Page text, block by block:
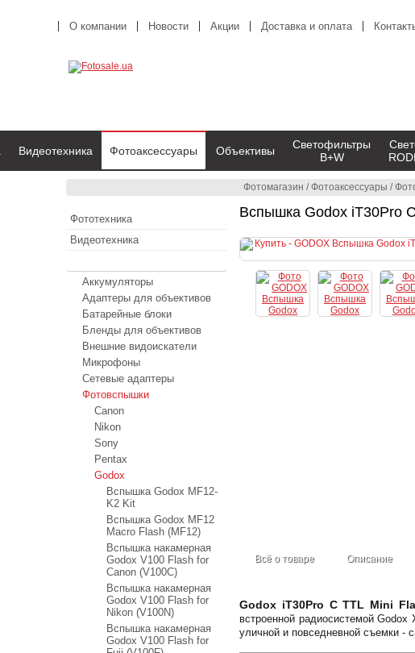
Фотомагазин /Фотоаксессуары /
Вспышка Godox iT30Pro
Всё о товаре Описание
Godox iT30Pro C TTL Mini
встроенной радиосистемой
уличной и повседневной съемки -
О компании Новости Акции Доставка и оплата
Видеотехника Фотоаксессуары Объективы
Светофильтры
B+W
Фототехника
Видеотехника
Аккумуляторы
Адаптеры для объективов
Батарейные блоки
Бленды для объективов
Внешние видоискатели
Микрофоны
Сетевые адаптеры
Фотовспышки
Canon
Nikon
Sony
Pentax
Godox
Вспышка Godox MF12-
K2 Kit
Вспышка Godox MF12
Macro Flash (MF12)
Вспышка накамерная
Godox V100 Flash for
Canon (V100C)
Вспышка накамерная
Godox V100 Flash for
Nikon (V100N)
Вспышка накамерная
Godox V100 Flash for